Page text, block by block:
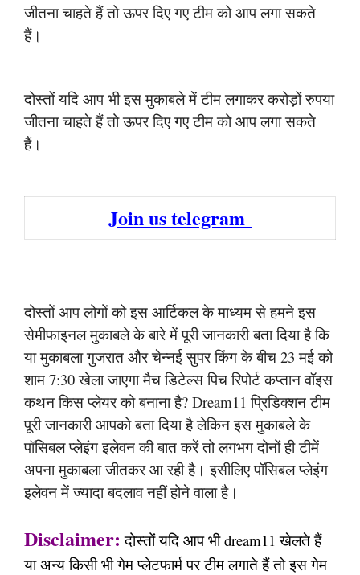
जीतना चाहते हैं तो ऊपर दिए गए टीम को आप लगा सकते
हैं।
दोस्तों यदि आप भी इस मुकाबले में टीम लगाकर करोड़ों रुपया
जीतना चाहते हैं तो ऊपर दिए गए टीम को आप लगा सकते
हैं।
Join us telegram
दोस्तों आप लोगों को इस आर्टिकल के माध्यम से हमने इस
सेमीफाइनल मुकाबले के बारे में पूरी जानकारी बता दिया है कि
या मुकाबला गुजरात और चेन्नई सुपर किंग के बीच 23 मई को
शाम 7:30 खेला जाएगा मैच डिटेल्स पिच रिपोर्ट कप्तान वॉइस
कथन किस प्लेयर को बनाना है? Dream11 प्रिडिक्शन टीम
पूरी जानकारी आपको बता दिया है लेकिन इस मुकाबले के
पॉसिबल प्लेइंग इलेवन की बात करें तो लगभग दोनों ही टीमें
अपना मुकाबला जीतकर आ रही है। इसीलिए पॉसिबल प्लेइंग
इलेवन में ज्यादा बदलाव नहीं होने वाला है।
Disclaimer: दोस्तों यदि आप भी dream11 खेलते हैं
या अन्य किसी भी गेम प्लेटफार्म पर टीम लगाते हैं तो इस गेम